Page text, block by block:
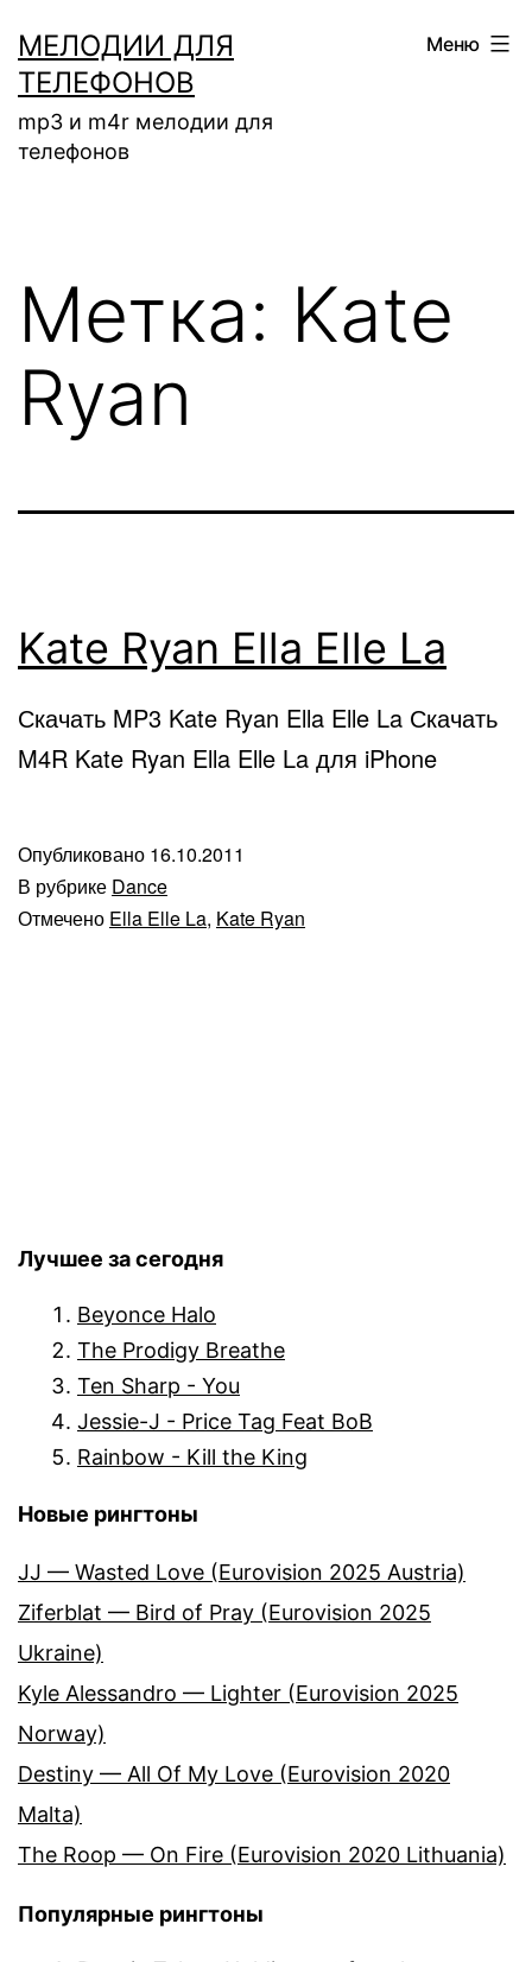
содержимому
МЕЛОДИИ ДЛЯ
ТЕЛЕФОНОВ
mp3 и m4r мелодии для
телефонов
Меню
Метка: Kate
Ryan
Kate Ryan Ella Elle La
Скачать MP3 Kate Ryan Ella Elle La Скачать
M4R Kate Ryan Ella Elle La для iPhone
Опубликовано 16.10.2011
В рубрике Dance
Отмечено Ella Elle La, Kate Ryan
Лучшее за сегодня
Beyonce Halo
The Prodigy Breathe
Ten Sharp - You
Jessie-J - Price Tag Feat BoB
Rainbow - Kill the King
Новые рингтоны
JJ — Wasted Love (Eurovision 2025 Austria)
Ziferblat — Bird of Pray (Eurovision 2025
Ukraine)
Kyle Alessandro — Lighter (Eurovision 2025
Norway)
Destiny — All Of My Love (Eurovision 2020
Malta)
The Roop — On Fire (Eurovision 2020 Lithuania)
Популярные рингтоны